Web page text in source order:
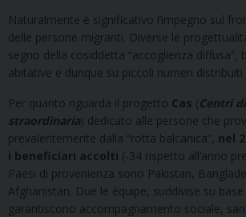
Naturalmente è significativo l’impegno sul
delle persone migranti. Diverse le
segno della cosiddetta “accoglienza diffusa”,
abitative e dunque su piccoli numeri distribuiti
Per quanto riguarda il progetto Cas (Centri
straordinaria) dedicato alle persone che
prevalentemente dalla “rotta balcanica”, nel
i beneficiari accolti (-34 rispetto all’anno
Paesi di provenienza sono Pakistan,
Afghanistan. Due le équipe, suddivise su
garantiscono accompagnamento sociale,